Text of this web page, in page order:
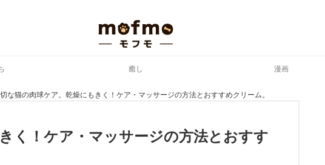
癒し 漫画
な猫の肉球ケア。乾燥にもきく！ケア・マッサージの方法とおすすめクリーム。
く！ケア・マッサージの方法とおすす